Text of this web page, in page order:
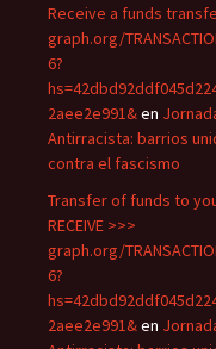
Receive a funds
graph.org/
6?
2aee2e991&en
Antirracista: barrios
contra el fascismo
Transfer of funds to
RECEIVE >>>
graph.org/
6?
2aee2e991&en